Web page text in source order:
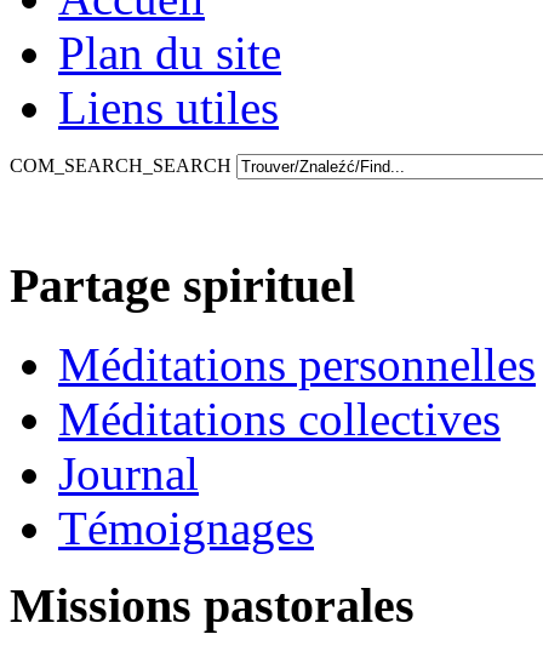
Plan du site
Liens utiles
COM_SEARCH_SEARCH
Partage spirituel
Méditations personnelles
Méditations collectives
Journal
Témoignages
Missions pastorales